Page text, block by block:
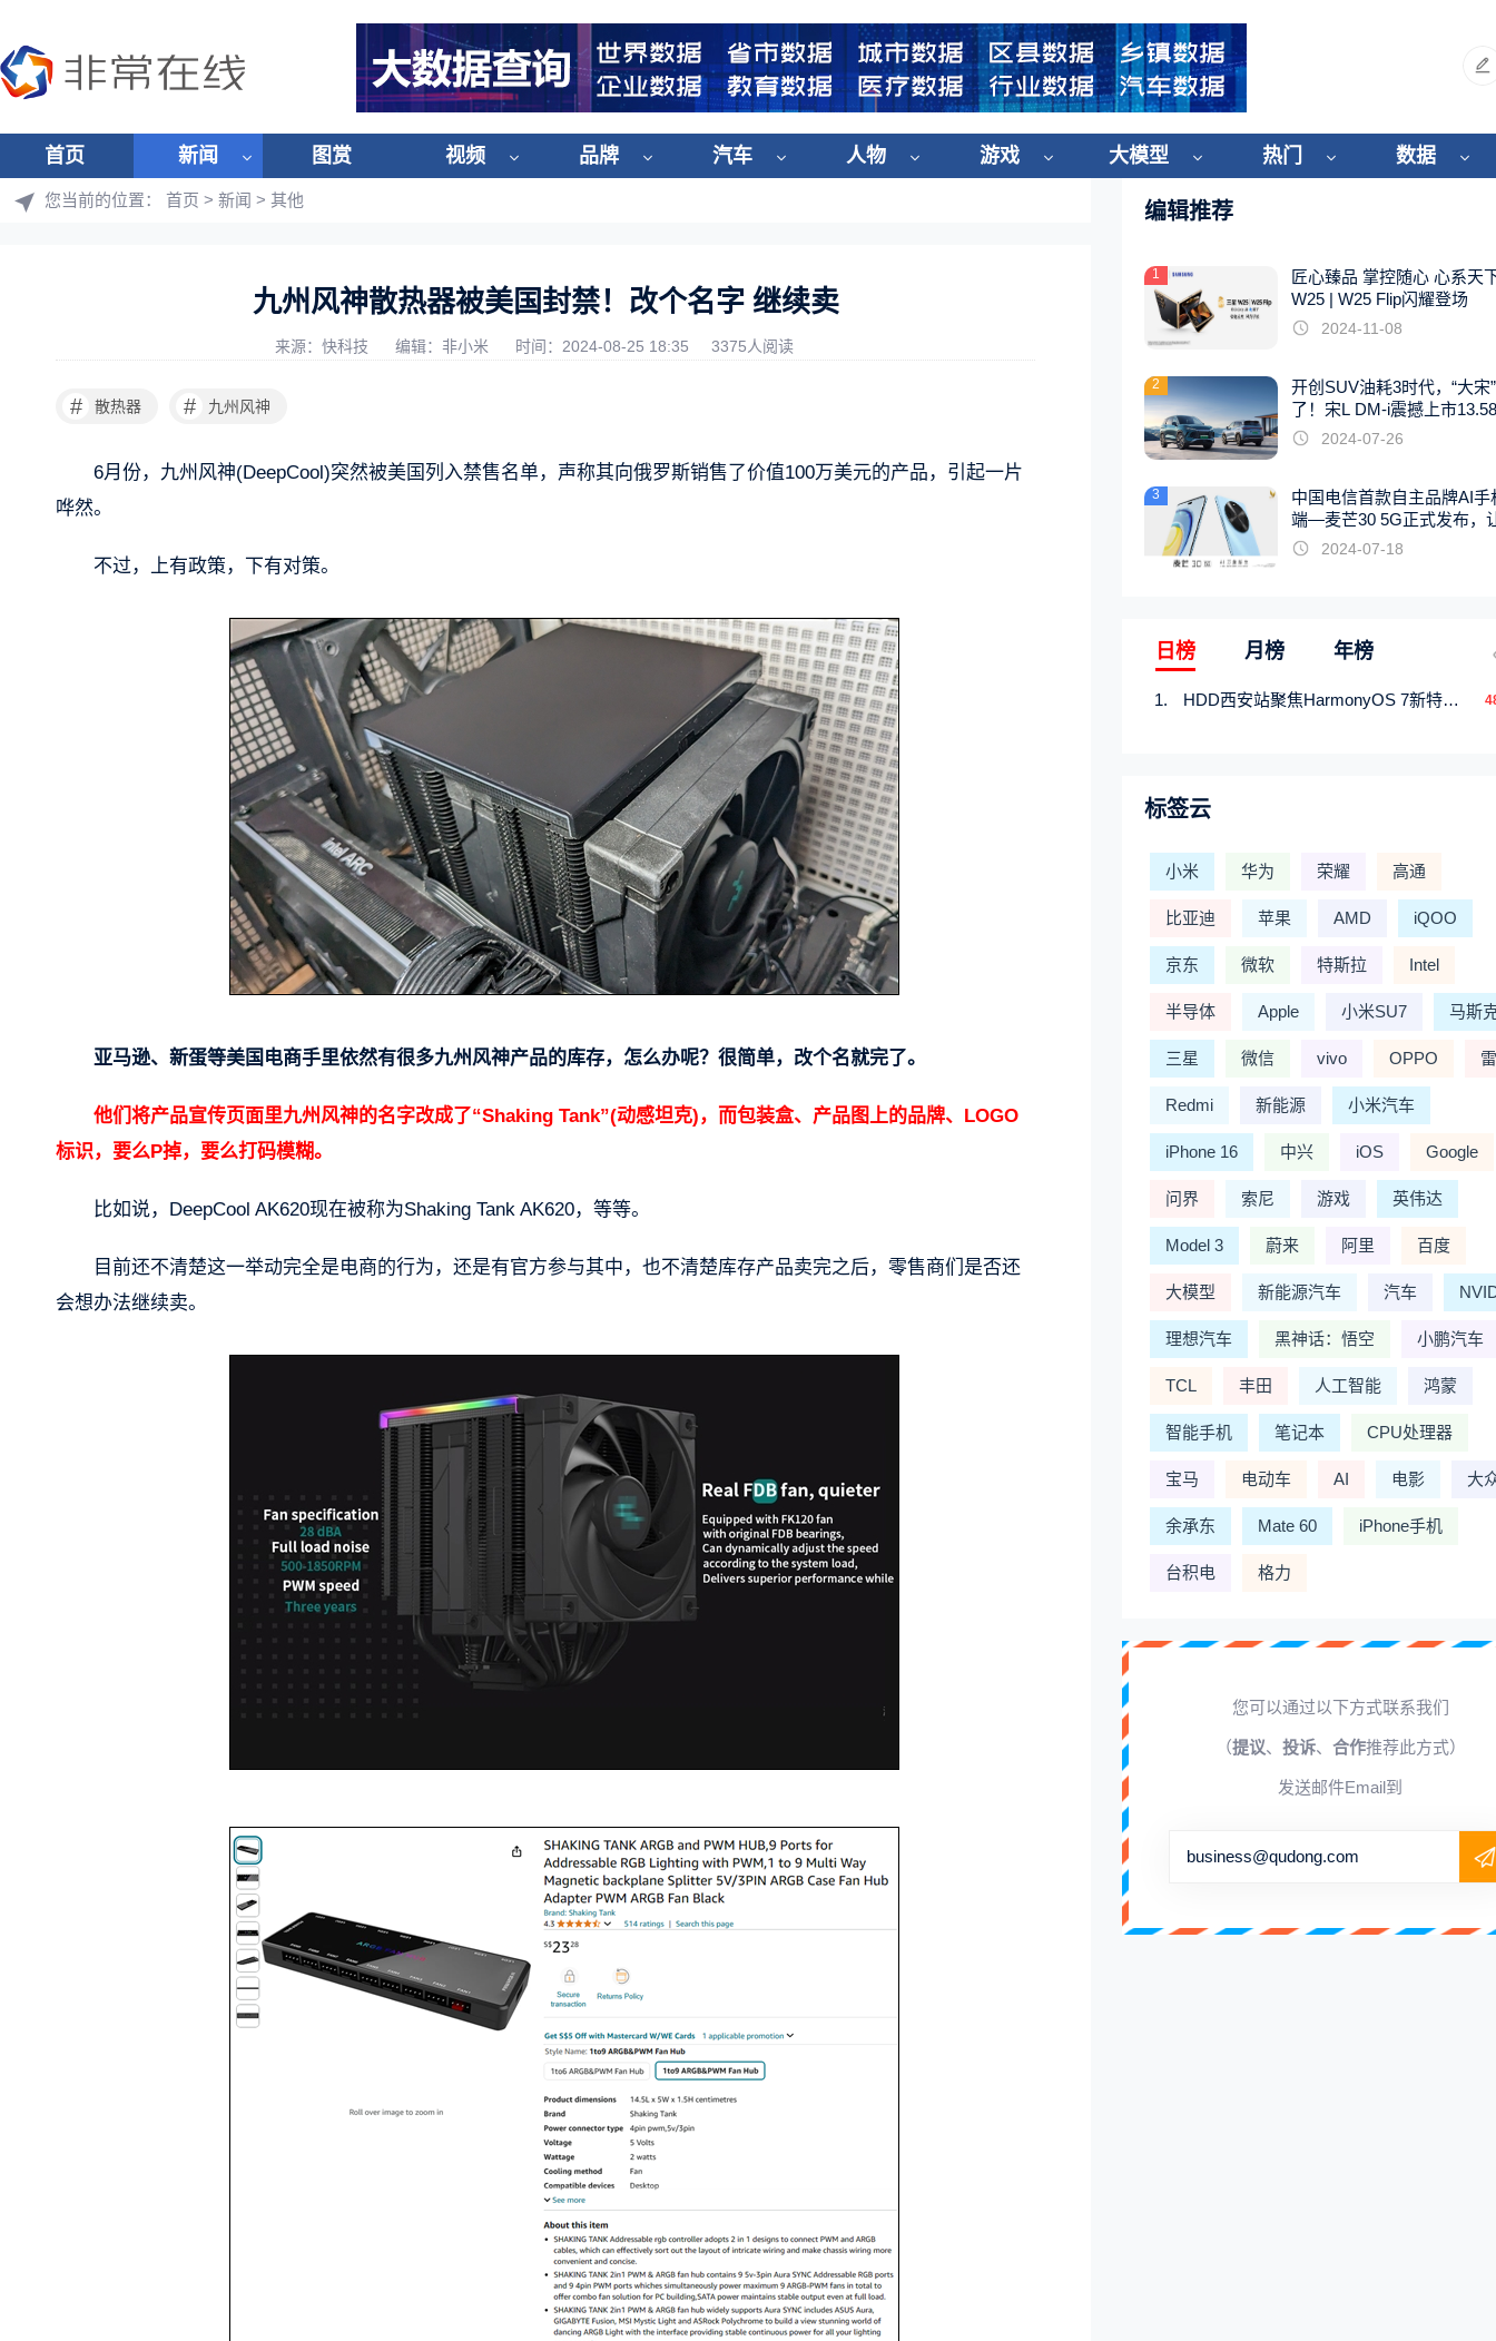
首页 新闻 图赏 视频 品牌 汽车 人物 游戏 大模型 热门 数据
您当前的位置： 首页 > 新闻 > 其他
九州风神散热器被美国封禁！改个名字 继续卖
来源：快科技 编辑：非小米 时间：2024-08-25 18:35 3375人阅读
# 散热器 # 九州风神
6月份，九州风神(DeepCool)突然被美国列入禁售名单，声称其向俄罗斯销售了价值100万美元的产品，引起一片
哗然。
不过，上有政策，下有对策。
亚马逊、新蛋等美国电商手里依然有很多九州风神产品的库存，怎么办呢？很简单，改个名就完了。
他们将产品宣传页面里九州风神的名字改成了“Shaking Tank”(动感坦克)，而包装盒、产品图上的品牌、LOGO
标识，要么P掉，要么打码模糊。
比如说，DeepCool AK620现在被称为Shaking Tank AK620，等等。
目前还不清楚这一举动完全是电商的行为，还是有官方参与其中，也不清楚库存产品卖完之后，零售商们是否还
会想办法继续卖。
编辑推荐
1
匠心臻品 掌控随心 心系天
W25 | W25 Flip闪耀登场
2024-11-08
2
开创SUV油耗3时代，“大宋
了！宋L DM-i震撼上市
起
2024-07-26
3
中国电信首款自主品牌AI手
端—麦芒30 5G正式发布，
触手可及2024-07-18
日榜 月榜 年榜
HDD西安站聚焦HarmonyOS 7新特性，解锁从互联到智能的应用开发新范式
标签云
小米 华为 荣耀 高通
比亚迪 苹果 AMD iQOO
京东 微软 特斯拉 Intel
半导体 Apple 小米SU7 马斯
三星 微信 vivo OPPO
Redmi 新能源 小米汽车
iPhone 16 中兴 iOS Google
问界 索尼 游戏 英伟达
Model 3 蔚来 阿里 百度
大模型 新能源汽车 汽车
理想汽车 黑神话：悟空 小鹏汽车
TCL 丰田 人工智能 鸿蒙
智能手机 笔记本 CPU处理器
宝马 电动车 AI 电影 大
余承东 Mate 60 iPhone手机
台积电 格力
您可以通过以下方式联系我们
（提议、 投诉、 合作推荐此方式）
发送邮件Email到
business@qudong.com